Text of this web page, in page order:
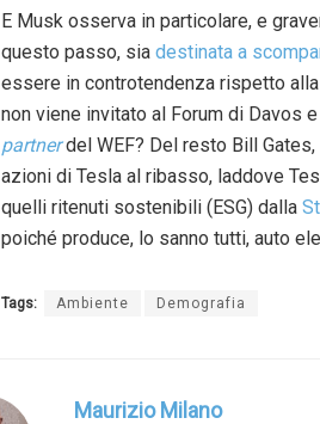
E Musk osserva in particolare, e
questo passo, sia destinata a
essere in controtendenza rispetto
non viene invitato al Forum di Davos
partnerdel WEF? Del resto Bill
azioni di Tesla al ribasso, laddove
quelli ritenuti sostenibili (ESG) dalla
poiché produce, lo sanno tutti, auto
Tags: Ambiente Demografia
Maurizio Milano